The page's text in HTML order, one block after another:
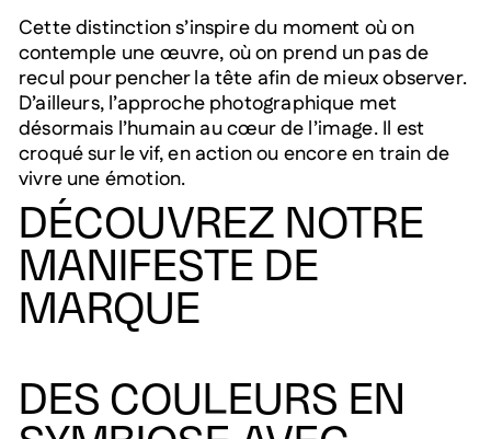
Cette distinction s’inspire du moment où on
contemple une œuvre, où on prend un pas de
recul pour pencher la tête afin de mieux observer.
D’ailleurs, l’approche photographique met
désormais l’humain au cœur de l’image. Il est
croqué sur le vif, en action ou encore en train de
vivre une émotion.
DÉCOUVREZ NOTRE
MANIFESTE DE
MARQUE
DES COULEURS EN